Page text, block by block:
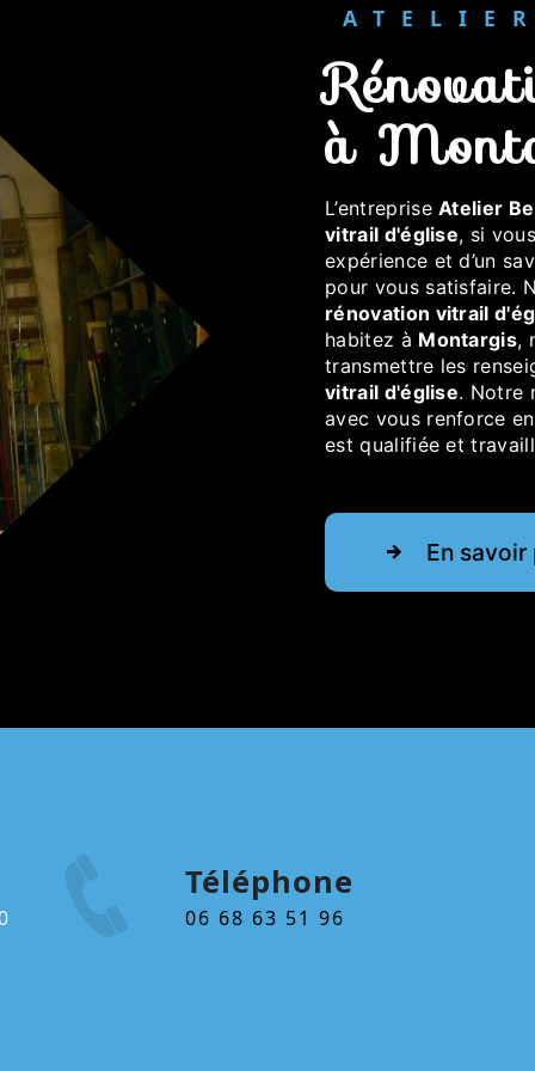
rénovation vitrail d'église
à
L’entrepriseAtelier
vitrail d'église, si
expérience et d’un
pour vous satisfaire.
rénovation vitrail
habitez à Montargis,
transmettre les
vitrail d'église. Notre
avec vous renforce
est qualifiée et
En savoir
Téléphone
06 68 63 51 96